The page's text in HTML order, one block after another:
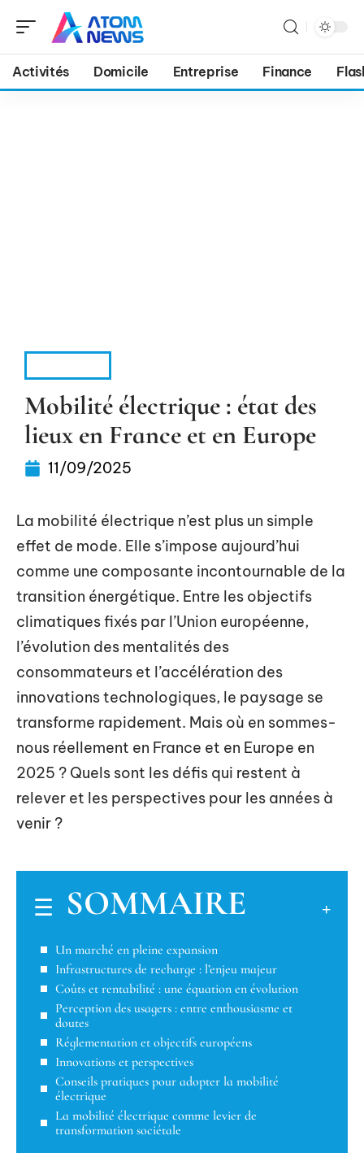
Activités Domicile Entreprise Finance
Mobilité électrique : état des
lieux en France et en Europe
11/09/2025
La mobilité électrique n’est plus un simple
effet de mode. Elle s’impose aujourd’hui
comme une composante incontournable de la
transition énergétique. Entre les objectifs
climatiques fixés par l’Union européenne,
l’évolution des mentalités des
consommateurs et l’accélération des
innovations technologiques, le paysage se
transforme rapidement. Mais où en sommes-
nous réellement en France et en Europe en
2025 ? Quels sont les défis qui restent à
relever et les perspectives pour les années à
venir ?
SOMMAIRE
Un marché en pleine expansion
Infrastructures de recharge : l’enjeu majeur
Coûts et rentabilité : une équation en évolution
Perception des usagers : entre enthousiasme et
doutes
Réglementation et objectifs européens
Innovations et perspectives
Conseils pratiques pour adopter la mobilité
électrique
La mobilité électrique comme levier de
transformation sociétale